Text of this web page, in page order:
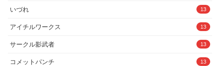
いづれ 13
アイチルワークス 13
サークル影武者 13
コメットパンチ 13